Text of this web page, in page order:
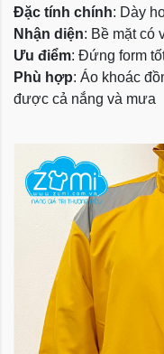
Đặc tính chính: Dày
Nhận diện: Bề mặt có
Ưu điểm: Đứng form
Phù hợp: Áo khoác
được cả nắng và mưa